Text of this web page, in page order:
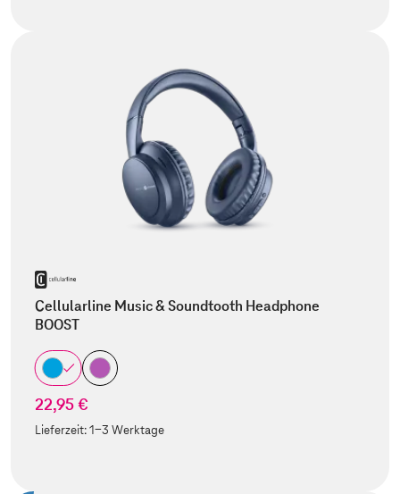
Cellularline Music & Soundtooth Headphone
BOOST
22,95 €
Lieferzeit:1-3 Werktage